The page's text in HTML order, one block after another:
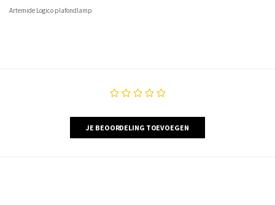
Artemide Logico plafondlamp
JE BEOORDELING TOEVOEGEN